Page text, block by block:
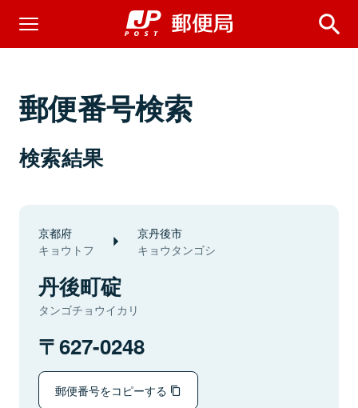
郵便番号検索
検索結果
京都府
キョウトフ
京丹後市
キョウタンゴシ
丹後町碇
タンゴチョウイカリ
627-0248
郵便番号をコピーする